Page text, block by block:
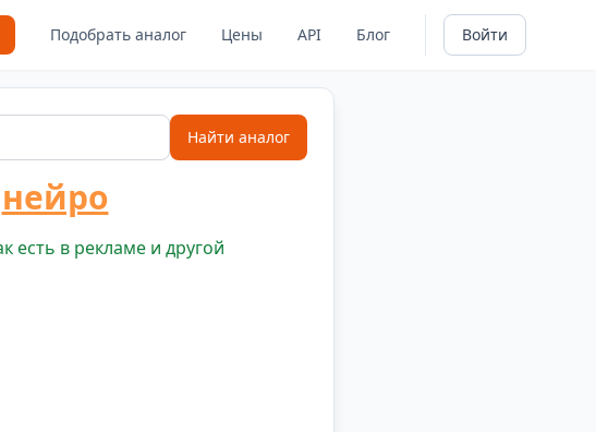
Подобрать аналог Цены API Блог Войти
Найти аналог
нейро
есть в рекламе и другой